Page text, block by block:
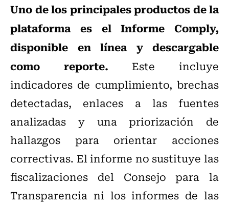
Uno de los principales productos de la
plataforma es el Informe Comply,
disponible en línea y descargable
como reporte. Este incluye
indicadores de cumplimiento, brechas
detectadas, enlaces a las fuentes
analizadas y una priorización de
hallazgos para orientar acciones
correctivas. El informe no sustituye las
fiscalizaciones del Consejo para la
Transparencia ni los informes de las